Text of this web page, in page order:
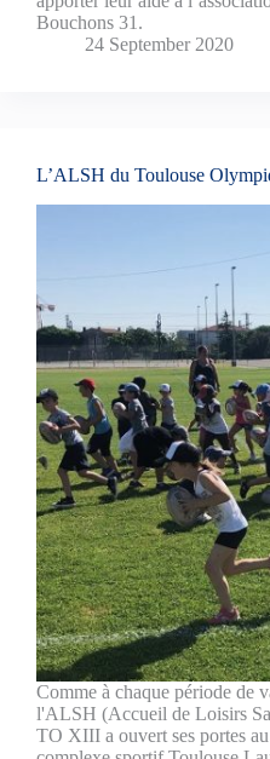
Bouchons 31.
24 September 2020
L’ALSH du Toulouse
Comme à chaque période de
l'ALSH (Accueil de Loisirs
TO XIII a ouvert ses portes